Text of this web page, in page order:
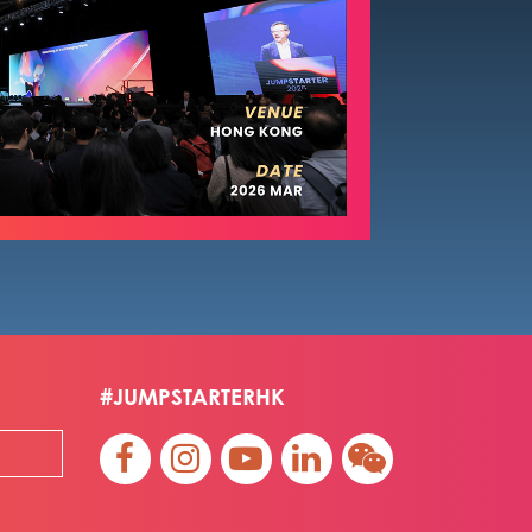
#JUMPSTARTERHK